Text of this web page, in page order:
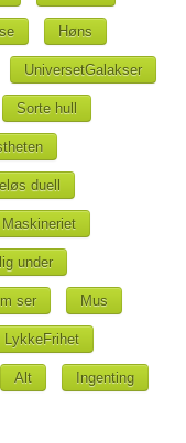
Høns
UniversetGalakser
Sorte hull
duell
Maskineriet
under
ser Mus
LykkeFrihet
Alt Ingenting